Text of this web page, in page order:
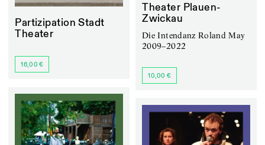
Partizipation Stadt
Theater
16,00 €
Theater Plauen-
Zwickau
Die Intendanz Roland May
2009–2022
10,00 €